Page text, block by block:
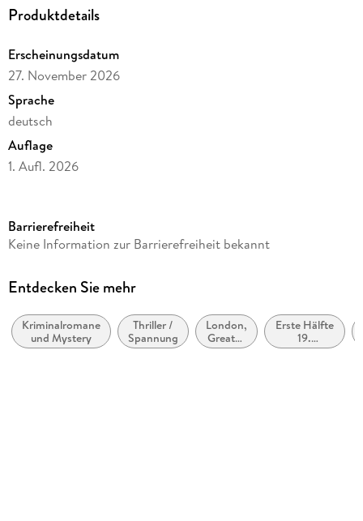
Produktdetails
Erscheinungsdatum
27. November 2026
Sprache
deutsch
Auflage
1. Aufl. 2026
Altersempfehlung
Reihe
Autor/Autorin
Arthur Conan Doyle, R. Austin Freeman
Barrierefreiheit
Keine Information zur Barrierefreiheit bekannt
Entdecken Sie mehr
Kriminalromane
und Mystery
Thriller /
Spannung
London,
Greater
London
Erste Hälfte
19.
Jahrhundert